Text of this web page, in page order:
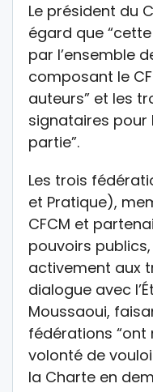
Le président du
égard que
par l’ensemble
composant le
auteurs” et les
signataires
partie”.
Les trois
et Pratique),
CFCM et
pouvoirs
activement aux
dialogue avec
Moussaoui,
fédérations
volonté de
la Charte en